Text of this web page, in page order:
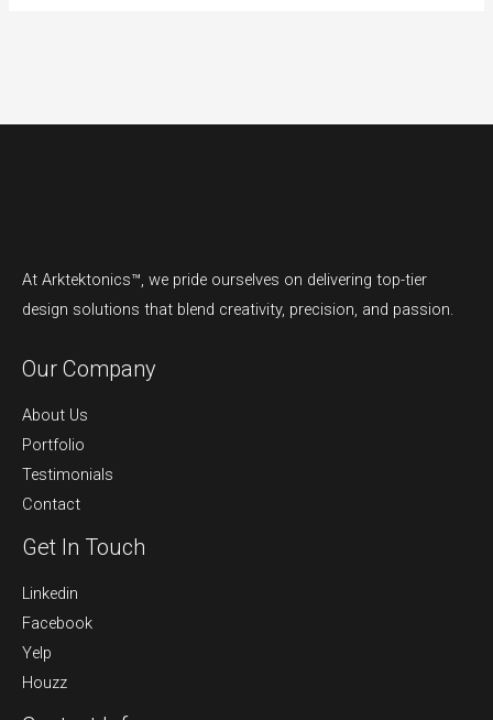
At Arktektonics™, we pride ourselves on delivering top-tier
design solutions that blend creativity, precision, and passion.
Our Company
About Us
Portfolio
Testimonials
Contact
Get In Touch
Linkedin
Facebook
Yelp
Houzz